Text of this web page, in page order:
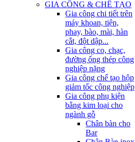
GIA CÔNG & CHẾ TẠO
Gia công chi tiết trên
máy khoan, tiện,
phay, bào, mài, hàn
cắt, đột dập...
Gia công co, chạc,
đường ống thép công
nghiệp nặng
Gia công chế tạo hộp
giảm tốc công nghiệp
Gia công phụ kiện
bằng kim loại cho
ngành gỗ
Chân bàn cho
Bar